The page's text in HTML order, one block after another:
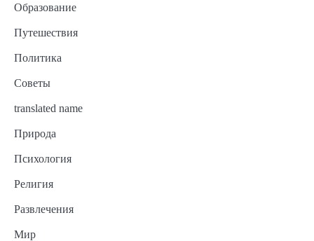
Образование
Путешествия
Политика
Советы
translated name
Природа
Психология
Религия
Развлечения
Мир